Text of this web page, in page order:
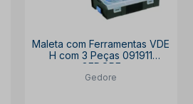
Maleta com Ferramentas VDE
H com 3 Peças 091911
GEDORE
Gedore